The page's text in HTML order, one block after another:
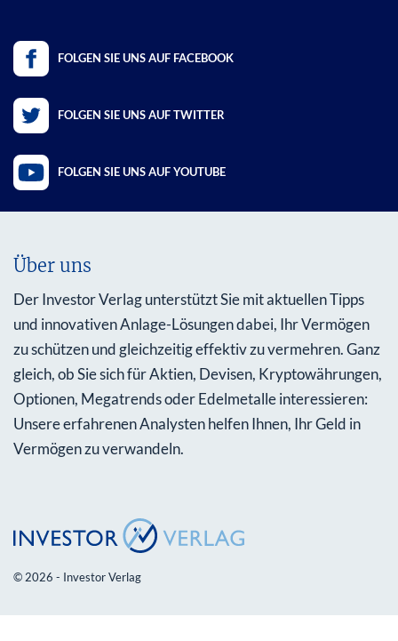
FOLGEN SIE UNS AUF FACEBOOK
FOLGEN SIE UNS AUF TWITTER
FOLGEN SIE UNS AUF YOUTUBE
Über uns
Der Investor Verlag unterstützt Sie mit aktuellen Tipps
und innovativen Anlage-Lösungen dabei, Ihr Vermögen
zu schützen und gleichzeitig effektiv zu vermehren. Ganz
gleich, ob Sie sich für Aktien, Devisen, Kryptowährungen,
Optionen, Megatrends oder Edelmetalle interessieren:
Unsere erfahrenen Analysten helfen Ihnen, Ihr Geld in
Vermögen zu verwandeln.
© 2026 - Investor Verlag